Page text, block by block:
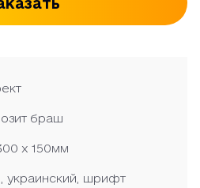
браш
x 150мм
украинский, шрифт